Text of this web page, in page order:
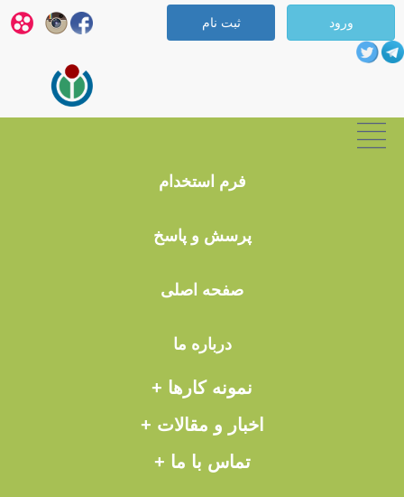
ورود ثبت نام
فرم استخدام
پرسش و پاسخ
صفحه اصلی
درباره ما
نمونه کارها +
اخبار و مقالات +
تماس با ما +
How can trust you?
پرسش تازه